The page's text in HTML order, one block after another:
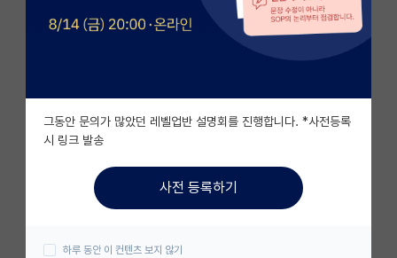
베스트 게시판
자유 게시판(아무개랩)
미국 유학 게시판
미국 대학원 합격 후기 게시판
대학원생 모집 게시판
그동안 문의가 많았던 레벨업반 설명회를 진행합니다. *사전등록
시 링크 발송
사전 등록하기
하루 동안 이 컨텐츠 보지 않기